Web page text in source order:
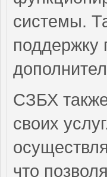
системы.
поддержку
СЗБХ
своих
что